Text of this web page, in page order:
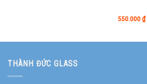
550.000₫
THÀNH ĐỨC GLASS